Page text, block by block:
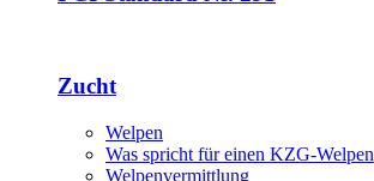
Zucht
Welpen
Was spricht für einen KZG-Welpen
Welpenvermittlung